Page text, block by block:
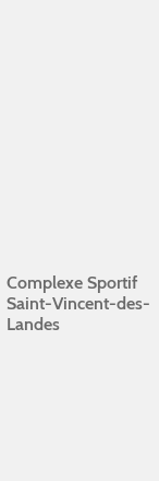
Complexe Sportif
Saint-Vincent-des-
Landes